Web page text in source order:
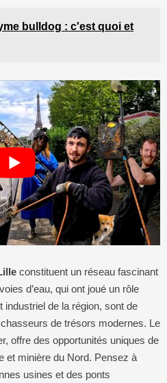
bulldog : c'est quoi et
constituent un réseau fascinant
d’eau, qui ont joué un rôle
de la région, sont de
de trésors modernes. Le
offre des opportunités uniques de
et minière du Nord. Pensez à
usines et des ponts